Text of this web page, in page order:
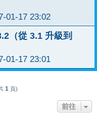
01-17 23:02
（從 3.1 升級到
01-17 23:01
1 頁)
前往